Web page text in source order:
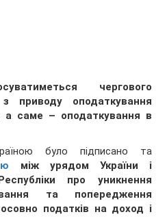
чергового
приводу оподаткування
а саме – оподаткування в
було підписано та
між урядом України і
про уникнення
та попередження
податків на доход і